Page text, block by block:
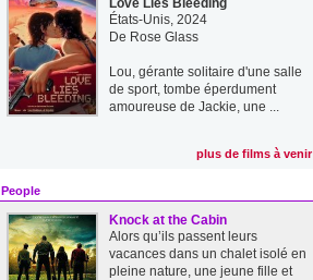
Love Lies Bleeding
États-Unis, 2024
De Rose Glass
Lou, gérante solitaire d'une salle
de sport, tombe éperdument
amoureuse de Jackie, une ...
plus de films à venir
People
Knock at the Cabin
Alors qu’ils passent leurs
vacances dans un chalet isolé en
pleine nature, une jeune fille et